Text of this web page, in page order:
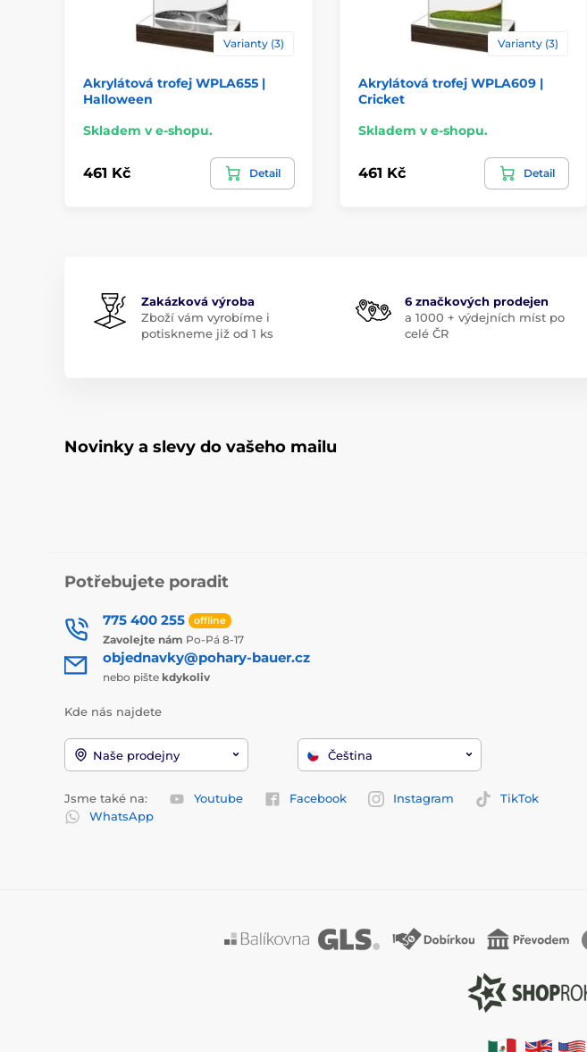
Varianty (3)
Akrylátová trofej WPLA655 |
Halloween
Skladem v e-shopu.
461 Kč Detail
Varianty (3)
Akrylátová trofej WPLA609 |
Cricket
Skladem v e-shopu.
461 Kč Detail
Zakázková výroba
Zboží vám vyrobíme i
potiskneme již od 1 ks
6 značkových prodejen
a 1000 + výdejních míst po
celé ČR
Novinky a slevy do vašeho mailu
Potřebujete poradit
775 400 255 offline
Zavolejte nám Po-Pá 8-17
objednavky@pohary-bauer.cz
nebo pište kdykoliv
Kde nás najdete
Naše prodejny Čeština
Jsme také na: Youtube Facebook Instagram
TikTok
WhatsApp